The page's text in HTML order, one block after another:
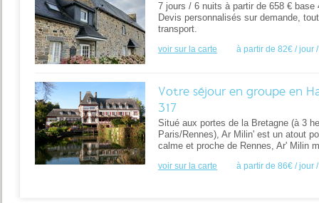
7 jours / 6 nuits à partir de 658 € base
Devis personnalisés sur demande,
transport.
voir sur la carte à partir de 82€ / jour
Votre séjour en groupe en
317
Situé aux portes de la Bretagne (à 3
Paris/Rennes), Ar Milin' est un atout
calme et proche de Rennes, Ar' Milin
voir sur la carte à partir de 86€ / jour